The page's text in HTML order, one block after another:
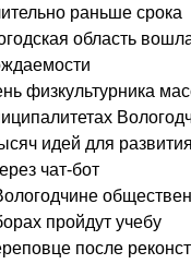
раньше срока
область
физкультурника
идей для
чат-бот
пройдут учебу
после